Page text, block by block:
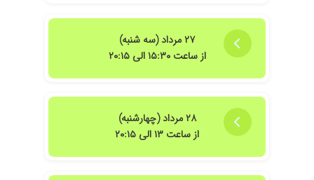
هستن...
۲۷ مرداد (سه شنبه)
از ساعت ۱۵:۳۰ الی ۲۰:۱۵
۲۸ مرداد (چهارشنبه)
از ساعت ۱۳ الی ۲۰:۱۵